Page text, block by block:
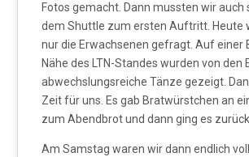
Fotos gemacht. Dann mussten wir auch
dem Shuttle zum ersten Auftritt. Heute
nur die Erwachsenen gefragt. Auf einer
Nähe des LTN-Standes wurden von den
abwechslungsreiche Tänze gezeigt.
Zeit für uns. Es gab Bratwürstchen an
zum Abendbrot und dann ging es
Am Samstag waren wir dann endlich